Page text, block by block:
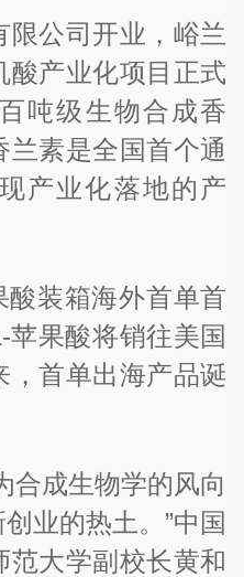
公司开业，峪兰
酸产业化项目正式
吨级生物合成香
素是全国首个通
产业化落地的产
装箱海外首单首
苹果酸将销往美国
，首单出海产品诞
合成生物学的风向
业的热土。”中国
大学副校长黄和